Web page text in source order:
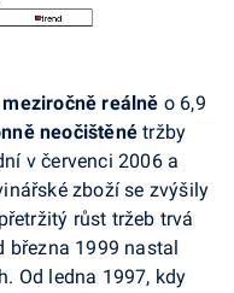
meziročně reálně o 6,9
neočištěné tržby
v červenci 2006 a
zboží se zvýšily
růst tržeb trvá
března 1999 nastal
Od ledna 1997, kdy